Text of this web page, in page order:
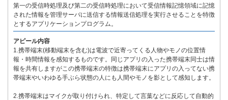
第一の受信時処理及び第二の受信時処理において受信情報記憶領域に記憶
された情報を管理サーバに送信する情報送信処理を実行させることを特徴
とするアプリケーションプログラム。
アピール内容
1.携帯端末(移動端末を含む)は電波で近寄ってくる人物やモノの位置情
報・時間情報を感知するものです。同じアプリの入った携帯端末同士は情
報を共有しますがこの携帯端末の特徴は携帯端末にアプリの入ってない携
帯端末やいわゆる手ぶら状態の人にも人間やモノを影として感知します。
2.携帯端末はマイクが取り付けられ、特定して言葉などに反応して自動的